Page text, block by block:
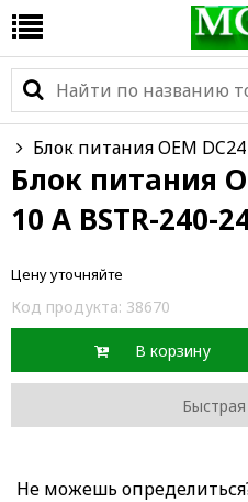
Блок питания OEM
Блок питания
10 A BSTR-240-
Цену уточняйте
Код продукта: 38670
В корзину
Не можешь